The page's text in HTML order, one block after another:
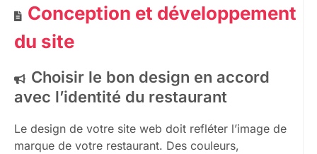
Conception et développement
du site
Choisir le bon design en accord
avec l’identité du restaurant
Le design de votre site web doit refléter l’image de
marque de votre restaurant. Des couleurs,